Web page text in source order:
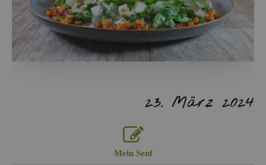
23. März 2024
Mein Senf